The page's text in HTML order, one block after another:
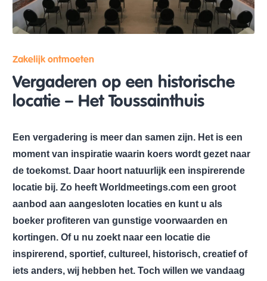
Zakelijk ontmoeten
Vergaderen op een historische
locatie – Het Toussainthuis
Een vergadering is meer dan samen zijn. Het is een
moment van inspiratie waarin koers wordt gezet naar
de toekomst. Daar hoort natuurlijk een inspirerende
locatie bij. Zo heeft Worldmeetings.com een groot
aanbod aan aangesloten locaties en kunt u als
boeker profiteren van gunstige voorwaarden en
kortingen. Of u nu zoekt naar een locatie die
inspirerend, sportief, cultureel, historisch, creatief of
iets anders, wij hebben het. Toch willen we vandaag